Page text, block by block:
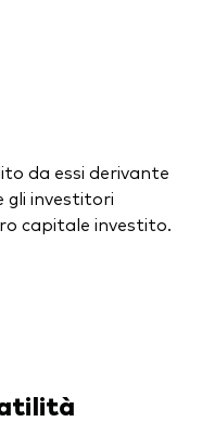
da essi derivante
gli investitori
capitale investito.